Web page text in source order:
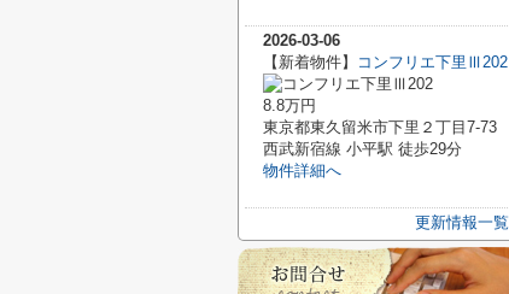
2026-03-06
【新着物件】
コンフリエ下里Ⅲ202
8.8万円
東京都東久留米市下里２丁目7-73
西武新宿線 小平駅 徒歩29分
物件詳細へ
更新情報一覧